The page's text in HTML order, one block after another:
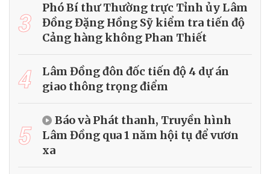
3
Phó Bí thư Thường trực Tỉnh ủy Lâm
Đồng Đặng Hồng Sỹ kiểm tra tiến độ
Cảng hàng không Phan Thiết
4
Lâm Đồng đôn đốc tiến độ 4 dự án
giao thông trọng điểm
5
Báo và Phát thanh, Truyền hình
Lâm Đồng qua 1 năm hội tụ để vươn
xa